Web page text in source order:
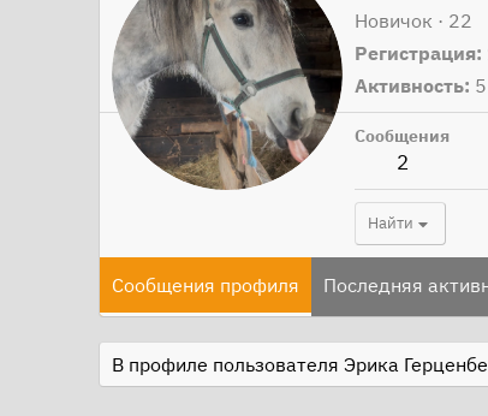
Новичок · 22
Регистрация
Активность
Сообщения
2
Найти
Сообщения профиля Последняя
В профиле пользователя Эрика